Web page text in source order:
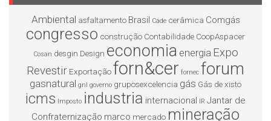
Ambiental asfaltamento Brasil Cade cerâmica Comgás
congresso construção Contabilidade CoopAspacer
Cosan desgin Design economia energia Expo
Revestir Exportaçãoforn&cer fornec forum
gasnatural gnl governo gruposexcelencia gás Gás de xisto
icms Imposto industria internacional IR Jantar de
Confraternização marco mercado mineração